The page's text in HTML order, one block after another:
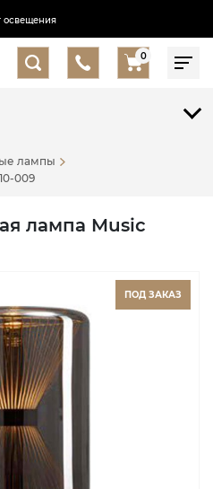
освещения
0
лампы
009
лампа Music
ПОД ЗАКАЗ